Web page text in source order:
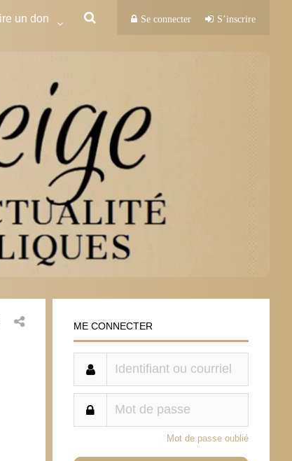
un don Se connecter S’inscrire
ME CONNECTER
Mot de passe oublié